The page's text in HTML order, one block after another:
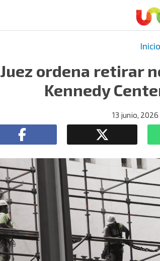
Inicio
Juez ordena retirar
Kennedy
13 junio, 2026